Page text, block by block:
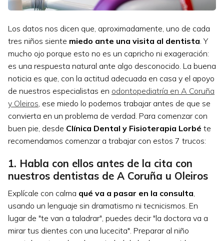
Los datos nos dicen que, aproximadamente, uno de cada
tres niños siente miedo ante una visita al dentista . Y
mucho ojo porque esto no es un capricho ni exageración:
es una respuesta natural ante algo desconocido. La buena
noticia es que, con la actitud adecuada en casa y el apoyo
de nuestros especialistas en odontopediatría en A Coruña
y Oleiros , ese miedo lo podemos trabajar antes de que se
convierta en un problema de verdad. Para comenzar con
buen pie, desde Clínica Dental y Fisioterapia Lorbé te
recomendamos comenzar a trabajar con estos 7 trucos:
1. Habla con ellos antes de la cita con
nuestros dentistas de A Coruña u Oleiros
Explícale con calma qué va a pasar en la consulta
usando un lenguaje sin dramatismo ni tecnicismos. En
lugar de "te van a taladrar", puedes decir "la doctora va a
mirar tus dientes con una lucecita". Preparar al niño